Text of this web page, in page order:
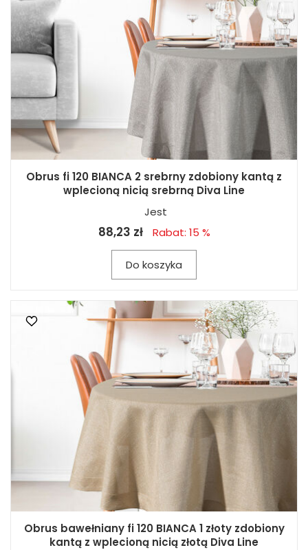
Obrus fi 120 BIANCA 2 srebrny zdobiony kantą z
wplecioną nicią srebrną Diva Line
Jest
88,23 zł Rabat: 15 %
Do koszyka
Obrus bawełniany fi 120 BIANCA 1 złoty zdobiony
kantą z wplecioną nicią złotą Diva Line